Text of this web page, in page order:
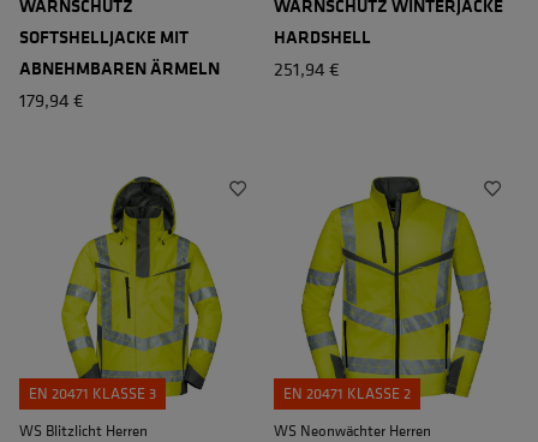
SOFTSHELLJACKE MIT
ABNEHMBAREN ÄRMELN
179,94 €
HARDSHELL
251,94 €
EN 20471 KLASSE 3
WS Blitzlicht Herren
EN 20471 KLASSE 2
WS Neonwächter Herren